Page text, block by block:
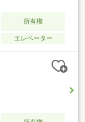
ケートにお答
分プレゼン
見大歓迎！！
所有権
エレベーター